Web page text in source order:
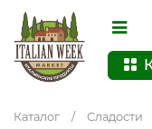
Каталог / Сладости